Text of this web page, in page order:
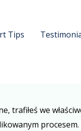
Tips
trafiłeś we